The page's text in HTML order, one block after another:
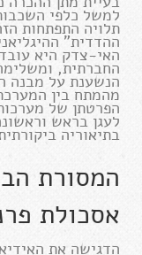
למשל כלפי
תלויה התפתחות
האי-צדק היא
החברתית,
מהמתח בין
הפרטתן של
לעגן בראש
בתיאוריה
המסורת
אסכולת
הדגישה את